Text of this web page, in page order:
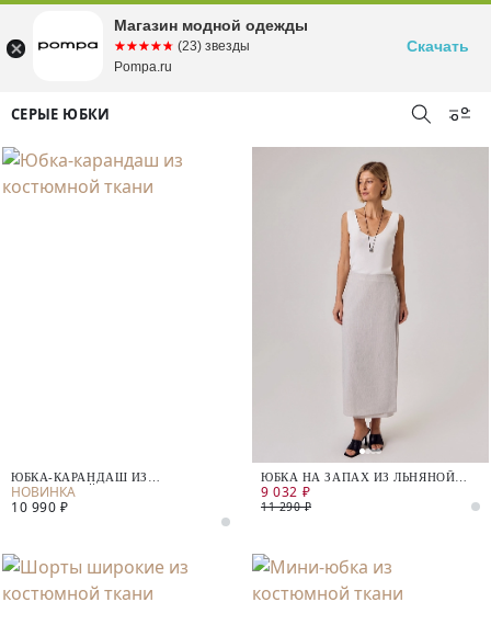
СЕРЫЕ ЮБКИ
ЮБКА-КАРАНДАШ ИЗ
КОСТЮМНОЙ ТКАНИ
10 990 ₽
ЮБКА НА ЗАПАХ ИЗ ЛЬНЯНОЙ
ТКАНИ
9 032 ₽
11 290 ₽
Магазин модной одежды
☆☆☆☆☆
★★★★★ (23) звезды
Pompa.ru
Скачать